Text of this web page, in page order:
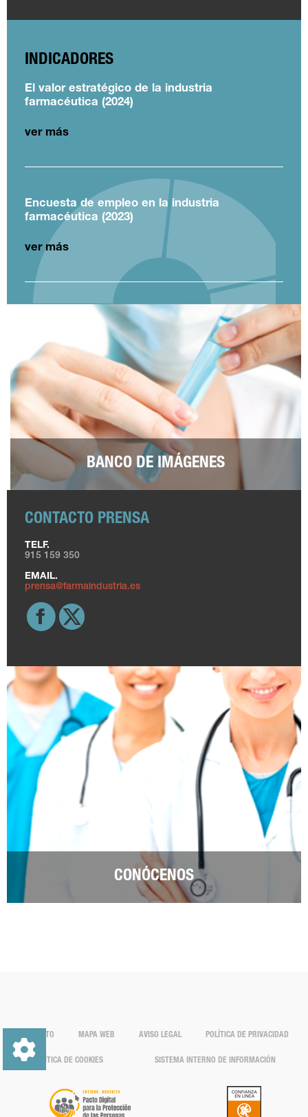
INDICADORES
El valor estratégico de la industria
farmacéutica (2024)
ver más
Encuesta de empleo en la industria
farmacéutica (2023)
ver más
BANCO DE IMÁGENES
CONTACTO PRENSA
TELF.
915 159 350
EMAIL.
prensa@farmaindustria.es
CONÓCENOS
CONTACTO MAPA WEB AVISO LEGAL POLÍTICA DE PRIVACIDAD
POLÍTICA DE COOKIES SISTEMA INTERNO DE INFORMACIÓN